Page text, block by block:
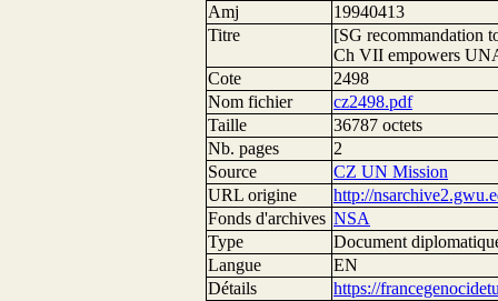
Amj
19940413
Titre
[SG recommandation
Ch VII empowers
Cote
2498
Nom fichier
cz2498.pdf
Taille
36787 octets
Nb. pages
2
Source
CZ UN Mission
URL origine
http://
Fonds d'archives NSA
Type
Document
Langue
EN
Détails
https://